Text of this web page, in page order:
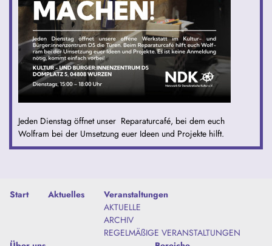
Jeden Dienstag öffnet unser Reparaturcafé, bei dem euch
Wolfram bei der Umsetzung euer Ideen und Projekte hilft.
Start Aktuelles
Veranstaltungen
AKTUELLE
ARCHIV
REGELMÄßIGE VERANSTALTUNGEN